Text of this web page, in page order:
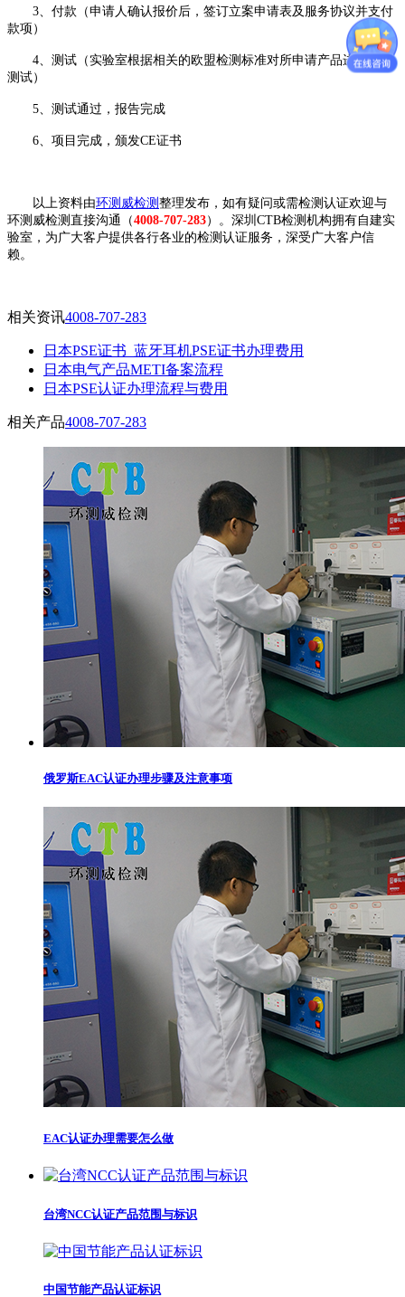
3、付款（申请人确认报价后，签订立案申请表及服务协议并支付
款项）
4、测试（实验室根据相关的欧盟检测标准对所申请产品进行全套
测试）
5、测试通过，报告完成
6、项目完成，颁发CE证书
以上资料由环测威检测 整理发布，如有疑问或需检测认证欢迎与
环测威检测直接沟通（4008-707-283）。深圳CTB检测机构拥有自建实
验室，为广大客户提供各行各业的检测认证服务，深受广大客户信
赖。
相关资讯4008-707-283
日本PSE证书_蓝牙耳机PSE证书办理费用
日本电气产品METI备案流程
日本PSE认证办理流程与费用
相关产品4008-707-283
俄罗斯EAC认证办理步骤及注意事项
EAC认证办理需要怎么做
台湾NCC认证产品范围与标识
中国节能产品认证标识